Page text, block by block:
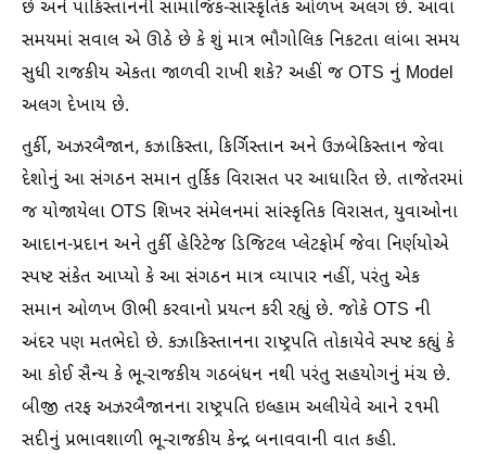
છે અને પાકિસ્તાનની સામાજિક-સાંસ્કૃતિક ઓળખ અલગ છે. આવા
સમયમાં સવાલ એ ઊઠે છે કે શું માત્ર ભૌગોલિક નિકટતા લાંબા સમય
સુધી રાજકીય એકતા જાળવી રાખી શકે? અહીં જ OTS નું Model
અલગ દેખાય છે.
તુર્કી, અઝરબૈજાન, કઝાકિસ્તા, કિર્ગિસ્તાન અને ઉઝબેકિસ્તાન જેવા
દેશોનું આ સંગઠન સમાન તુર્કિક વિરાસત પર આધારિત છે. તાજેતરમાં
જ યોજાયેલા OTS શિખર સંમેલનમાં સાંસ્કૃતિક વિરાસત, યુવાઓના
આદાન-પ્રદાન અને તુર્કી હેરિટેજ ડિજિટલ પ્લેટફોર્મ જેવા નિર્ણયોએ
સ્પષ્ટ સંકેત આપ્યો કે આ સંગઠન માત્ર વ્યાપાર નહીં, પરંતુ એક
સમાન ઓળખ ઊભી કરવાનો પ્રયત્ન કરી રહ્યું છે. જોકે OTS ની
અંદર પણ મતભેદો છે. કઝાકિસ્તાનના રાષ્ટ્રપતિ તોકાયેવે સ્પષ્ટ કહ્યું કે
આ કોઈ સૈન્ય કે ભૂ-રાજકીય ગઠબંધન નથી પરંતુ સહયોગનું મંચ છે.
બીજી તરફ અઝરબૈજાનના રાષ્ટ્રપતિ ઇલ્હામ અલીયેવે આને ૨૧મી
સદીનું પ્રભાવશાળી ભૂ-રાજકીય કેન્દ્ર બનાવવાની વાત કહી.